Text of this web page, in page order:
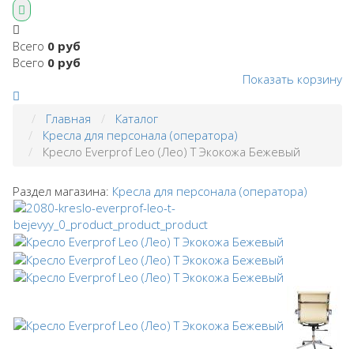
Всего 0 руб
Всего 0 руб
Показать корзину
Главная
Каталог
Кресла для персонала (оператора)
Кресло Everprof Leo (Лео) Т Экокожа Бежевый
Раздел магазина: Кресла для персонала (оператора)